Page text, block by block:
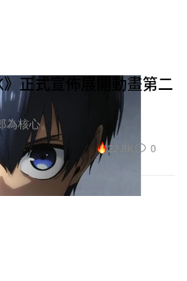
正式宣佈展開動畫第二
為核心。
22.8K 0